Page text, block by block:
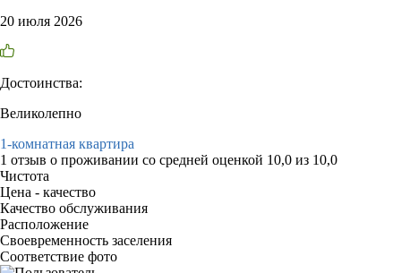
20 июля 2026
Достоинства:
Великолепно
1-комнатная квартира
1 отзыв о проживании со средней оценкой 10,0 из 10,0
Чистота
Цена - качество
Качество обслуживания
Расположение
Своевременность заселения
Соответствие фото